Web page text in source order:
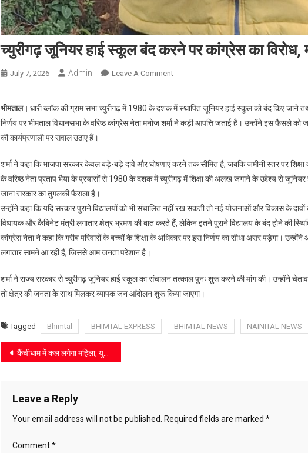
च्युरीगढ़ जूनियर हाई स्कूल बंद करने पर कांग्रेस का विरोध,
July 7, 2026 Admin Leave A CommentOn
हाई
स्कूल
पर
कांग्रेस
विरोध,
मनोज
शर्मा
को
भीमताल। धारी ब्लॉक की ग्राम सभा च्युरीगढ़ में 1980 के दशक में स्थापित जूनियर हाई स्कूल को बंद किए जाने
निर्णय पर भीमताल विधानसभा के वरिष्ठ कांग्रेस नेता मनोज शर्मा ने कड़ी आपत्ति जताई है। उन्होंने इस फैसले को
की कार्यप्रणाली पर सवाल उठाए हैं।
शर्मा ने कहा कि भाजपा सरकार केवल बड़े-बड़े दावे और घोषणाएं करने तक सीमित है, जबकि जमीनी स्तर पर शिक्षा
के वरिष्ठ नेता प्रताप भैया के प्रयासों से 1980 के दशक में च्युरीगढ़ में शिक्षा की अलख जगाने के उद्देश्य से जूनियर
जाना सरकार का तुगलकी फैसला है।
उन्होंने कहा कि यदि सरकार पुराने विद्यालयों को भी संचालित नहीं रख सकती तो नई योजनाओं और विकास के
विधायक और कैबिनेट मंत्री लगातार क्षेत्र भ्रमण की बात करते हैं, लेकिन इतने पुराने विद्यालय के बंद होने की
कांग्रेस नेता ने कहा कि गरीब परिवारों के बच्चों के शिक्षा के अधिकार पर इस निर्णय का सीधा असर पड़ेगा।
लगातार सामने आ रही हैं, जिससे आम जनता परेशान है।
शर्मा ने राज्य सरकार से च्युरीगढ़ जूनियर हाई स्कूल का संचालन तत्काल पुनः शुरू करने की मांग की। उन्होंने
तो क्षेत्र की जनता के साथ मिलकर व्यापक जन आंदोलन शुरू किया जाएगा।
Tagged Bhimtal BHIMTAL EXPRESS BHIMTAL NEWS NAINITAL NEWS
Post
कैंचीधाम में कल लगेगा महिला, युवा एवं सैनिक कल्याण बहुउद्देशीय जनसेवा शिविर
Leave a Reply
Your email address will not be published. Required fields are marked *
Comment*